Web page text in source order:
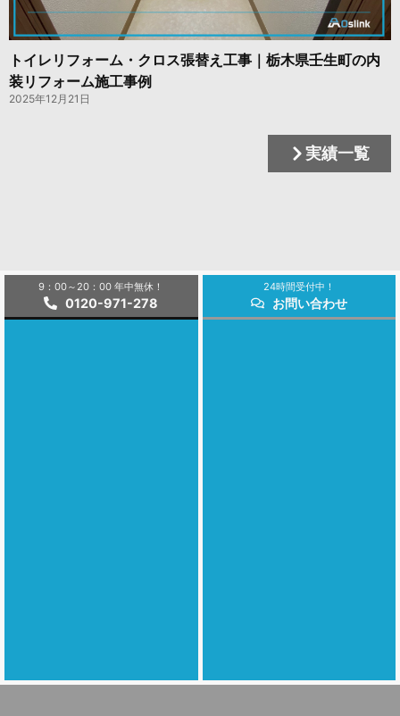
トイレリフォーム・クロス張替え工事｜栃木県壬生町の内
装リフォーム施工事例
2025年12月21日
実績一覧
9：00～20：00 年中無休！
0120-971-278
24時間受付中！
お問い合わせ